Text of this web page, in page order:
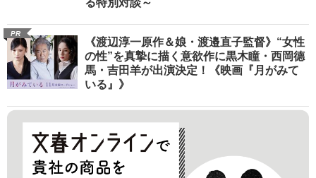
る特別対談～
PR
《渡辺淳一原作＆娘・渡邉直子監督》“女性
の性”を真摯に描く意欲作に黒木瞳・西岡德
馬・吉田羊が出演決定！《映画『月がみて
いる』》